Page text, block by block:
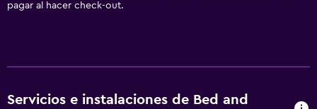
pagar al hacer check-out.
Servicios e instalaciones de Bed and